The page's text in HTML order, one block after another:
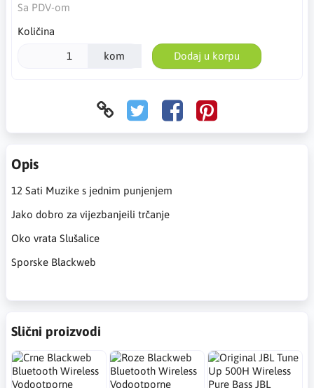
Sa PDV-om
Količina
kom Dodaj u korpu
Opis
12 Sati Muzike s jednim punjenjem
Jako dobro za vijezbanjeili trčanje
Oko vrata Slušalice
Sporske Blackweb
Slični proizvodi